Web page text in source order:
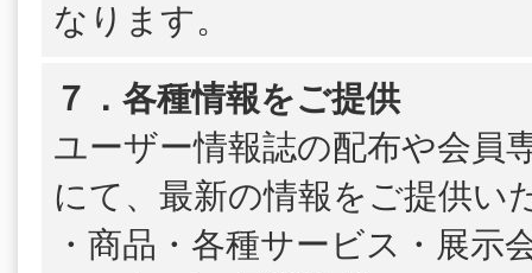
なります。
７．各種情報をご提供
ユーザー情報誌の配布や会員
にて、最新の情報をご提供い
・商品・各種サービス・展示